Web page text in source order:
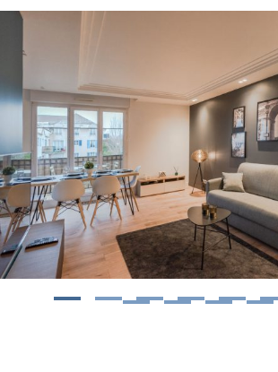
1 2 3 4 5 6
9 10 11 12